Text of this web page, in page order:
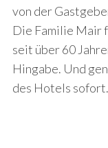
von der
Die Familie Mair
seit über 60
Hingabe. Und
des Hotels sofort.